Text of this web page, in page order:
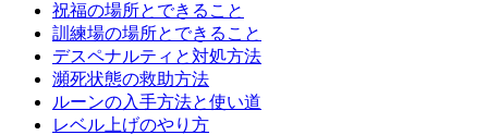
祝福の場所とできること
訓練場の場所とできること
デスペナルティと対処方法
瀕死状態の救助方法
ルーンの入手方法と使い道
レベル上げのやり方